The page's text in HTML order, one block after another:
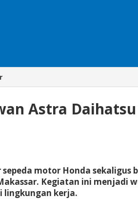
Astra
motor Honda
Kegiatan ini menjadi
lingkungan kerja.